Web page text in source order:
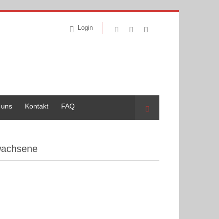
Login
Kontakt FAQ Suche